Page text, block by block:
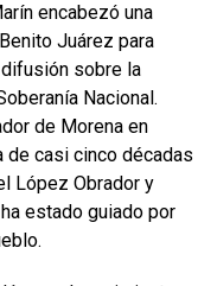
intervendrá
selvas húmedas
mediante la
261 son nativas
37 Áreas
el objetivo de
la resiliencia
encabezó una
Juárez para
sobre la
Nacional.
de Morena en
de casi cinco décadas
López Obrador y
estado guiado por